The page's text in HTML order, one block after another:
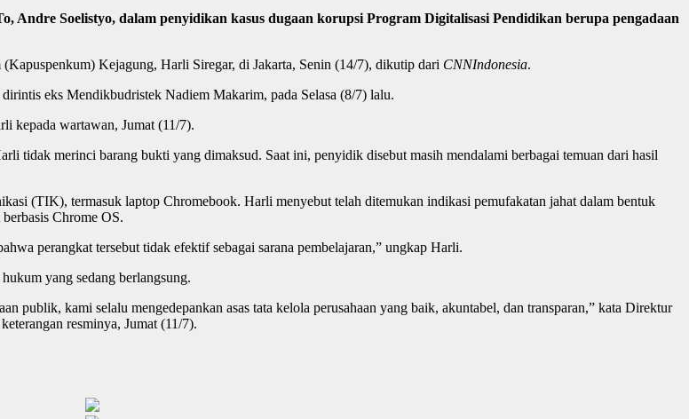
Andre Soelistyo, dalam penyidikan kasus dugaan korupsi Program Digitalisasi Pendidikan berupa pengadaan
Kejagung, Harli Siregar, di Jakarta, Senin (14/7), dikutip dari CNNIndonesia.
eks Mendikbudristek Nadiem Makarim, pada Selasa (8/7) lalu.
kepada wartawan, Jumat (11/7).
tidak merinci barang bukti yang dimaksud. Saat ini, penyidik disebut masih mendalami berbagai temuan dari hasil
(TIK), termasuk laptop Chromebook. Harli menyebut telah ditemukan indikasi pemufakatan jahat dalam bentuk
Chrome OS.
perangkat tersebut tidak efektif sebagai sarana pembelajaran,” ungkap Harli.
yang sedang berlangsung.
publik, kami selalu mengedepankan asas tata kelola perusahaan yang baik, akuntabel, dan transparan,” kata Direktur
resminya, Jumat (11/7).